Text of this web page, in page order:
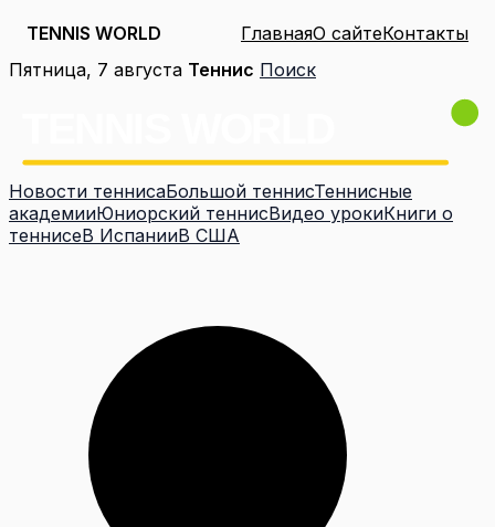
TENNIS WORLD ГлавнаяО сайтеКонтакты
Перейти
Пятница, 7 августа Теннис Поиск
Новости теннисаБольшой теннисТеннисные
академииЮниорский теннисВидео урокиКниги о
теннисеВ ИспанииВ США